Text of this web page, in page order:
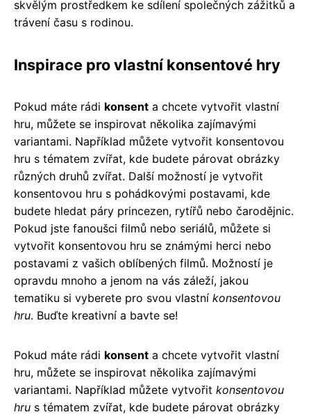
skvělým prostředkem ke sdílení společných zážitků a
trávení času s rodinou.
Inspirace pro vlastní konsentové hry
Pokud máte rádi konsent a chcete vytvořit vlastní
hru, můžete se inspirovat několika zajímavými
variantami. Například můžete vytvořit konsentovou
hru s tématem zvířat, kde budete párovat obrázky
různých druhů zvířat. Další možností je vytvořit
konsentovou hru s pohádkovými postavami, kde
budete hledat páry princezen, rytířů nebo čarodějnic.
Pokud jste fanoušci filmů nebo seriálů, můžete si
vytvořit konsentovou hru se známými herci nebo
postavami z vašich oblíbených filmů. Možností je
opravdu mnoho a jenom na vás záleží, jakou
tematiku si vyberete pro svou vlastní konsentovou
hru. Buďte kreativní a bavte se!
Pokud máte rádi konsent a chcete vytvořit vlastní
hru, můžete se inspirovat několika zajímavými
variantami. Například můžete vytvořit konsentovou
hru s tématem zvířat, kde budete párovat obrázky